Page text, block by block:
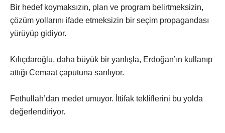
Bir hedef koymaksızın, plan ve program belirtmeksizin,
çözüm yollarını ifade etmeksizin bir seçim propagandası
yürüyüp gidiyor.
Kılıçdaroğlu, daha büyük bir yanlışla, Erdoğan’ın kullanıp
attığı Cemaat çaputuna sarılıyor.
Fethullah’dan medet umuyor. İttifak tekliflerini bu yolda
değerlendiriyor.